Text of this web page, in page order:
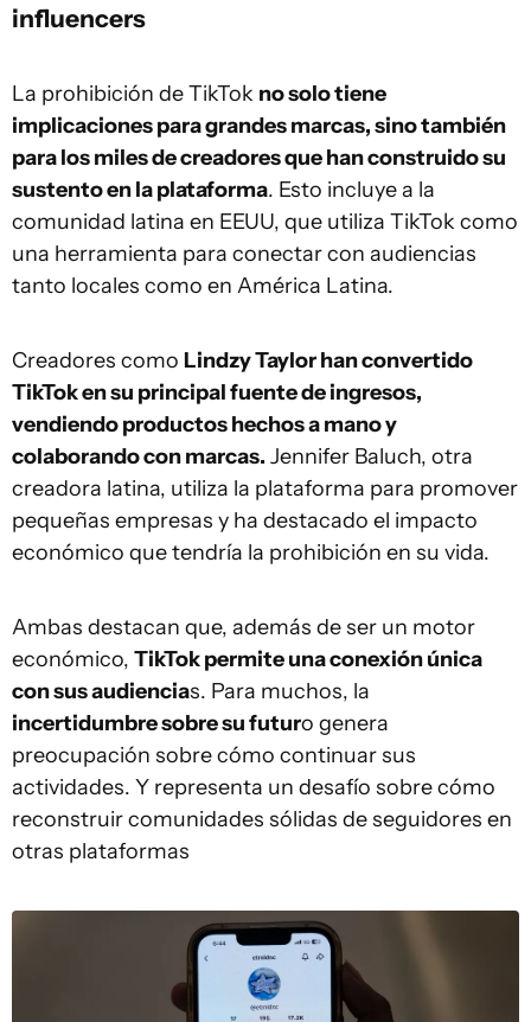
influencers
La prohibición de TikTok no solo tiene
implicaciones para grandes marcas, sino también
para los miles de creadores que han construido su
sustento en la plataforma. Esto incluye a la
comunidad latina en EEUU, que utiliza TikTok como
una herramienta para conectar con audiencias
tanto locales como en América Latina.
Creadores como Lindzy Taylor han convertido
TikTok en su principal fuente de ingresos,
vendiendo productos hechos a mano y
colaborando con marcas. Jennifer Baluch, otra
creadora latina, utiliza la plataforma para promover
pequeñas empresas y ha destacado el impacto
económico que tendría la prohibición en su vida.
Ambas destacan que, además de ser un motor
económico, TikTok permite una conexión única
con sus audiencias. Para muchos, la
incertidumbre sobre su futuro genera
preocupación sobre cómo continuar sus
actividades. Y representa un desafío sobre cómo
reconstruir comunidades sólidas de seguidores en
otras plataformas